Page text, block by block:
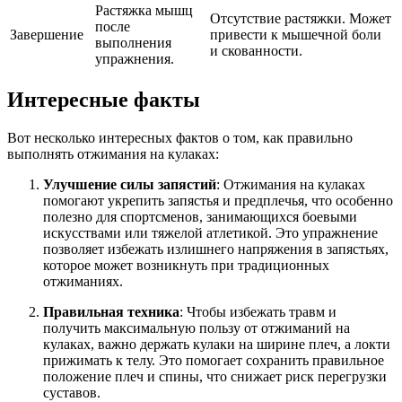
Завершение
Растяжка мышц
после
выполнения
упражнения.
Отсутствие растяжки. Может
привести к мышечной боли
и скованности.
Интересные факты
Вот несколько интересных фактов о том, как правильно
выполнять отжимания на кулаках:
Улучшение силы запястий: Отжимания на кулаках
помогают укрепить запястья и предплечья, что особенно
полезно для спортсменов, занимающихся боевыми
искусствами или тяжелой атлетикой. Это упражнение
позволяет избежать излишнего напряжения в запястьях,
которое может возникнуть при традиционных
отжиманиях.
Правильная техника: Чтобы избежать травм и
получить максимальную пользу от отжиманий на
кулаках, важно держать кулаки на ширине плеч, а локти
прижимать к телу. Это помогает сохранить правильное
положение плеч и спины, что снижает риск перегрузки
суставов.